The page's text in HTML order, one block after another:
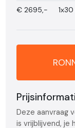
€ 2695,-
Deze aanvraag
is vrijblijvend,